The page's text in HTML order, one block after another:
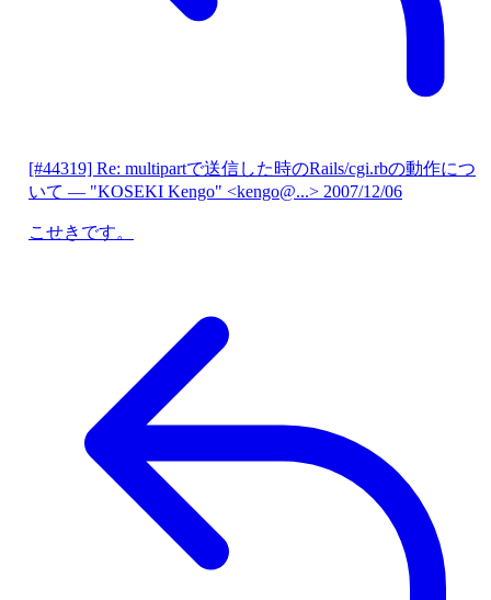
[#44319] Re: multipartで送信した時のRails/cgi.rbの動作につ
いて — "KOSEKI Kengo" <kengo@...> 2007/12/06
こせきです。